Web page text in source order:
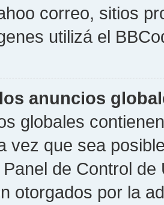
correo, sitios
utilizá el
anuncios
globales
vez que sea
de Control
otorgados por la